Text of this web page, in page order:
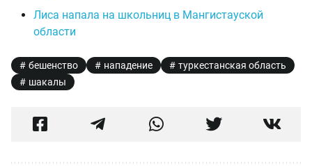
Лиса напала на школьниц в Мангистауской
области
бешенство нападение
туркестанская область
шакалы